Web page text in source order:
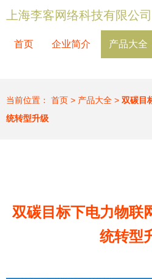
上海李客网络科技有限公司
首页 企业简介 产品大全
当前位置： 首页 > 产品大全 > 双碳目
统转型升级
双碳目标下电力物联
统转型